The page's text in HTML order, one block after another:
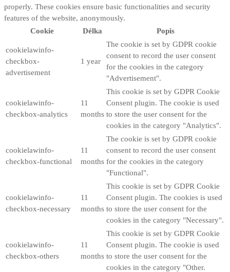
properly. These cookies ensure basic functionalities and security
features of the website, anonymously.
Cookie
Délka Popis
cookielawinfo-
checkbox-
advertisement
1 year
The cookie is set by GDPR cookie
consent to record the user consent
for the cookies in the category
"Advertisement".
cookielawinfo-
checkbox-analytics
11
months
This cookie is set by GDPR Cookie
Consent plugin. The cookie is used
to store the user consent for the
cookies in the category "Analytics".
cookielawinfo-
checkbox-functional
11
months
The cookie is set by GDPR cookie
consent to record the user consent
for the cookies in the category
"Functional".
cookielawinfo-
checkbox-necessary
11
months
This cookie is set by GDPR Cookie
Consent plugin. The cookies is used
to store the user consent for the
cookies in the category "Necessary".
cookielawinfo-
checkbox-others
11
months
This cookie is set by GDPR Cookie
Consent plugin. The cookie is used
to store the user consent for the
cookies in the category "Other.